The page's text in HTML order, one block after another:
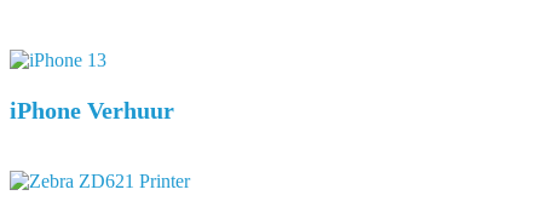
iPhone Verhuur